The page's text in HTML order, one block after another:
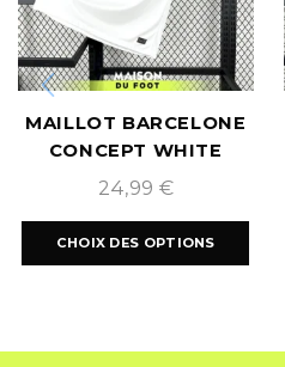
MAILLOT BARCELONE
CONCEPT WHITE
2025/2026
24,99 €
CHOIX DES OPTIONS